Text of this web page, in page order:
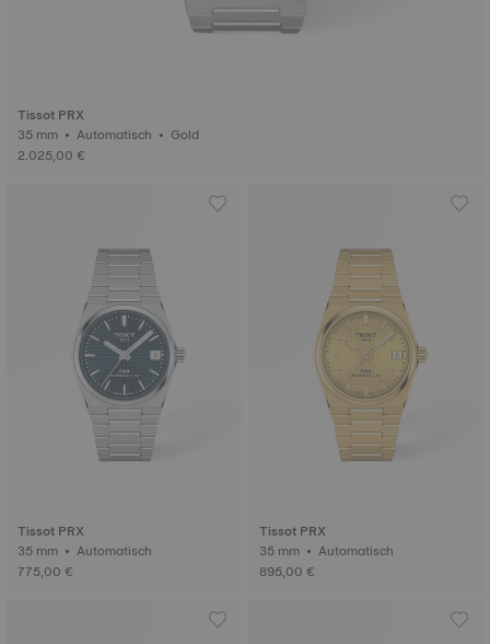
Tissot PRX
35 mm • Automatisch • Gold
2.025,00 €
Tissot PRX
35 mm • Automatisch
775,00 €
Tissot PRX
35 mm • Automatisch
895,00 €